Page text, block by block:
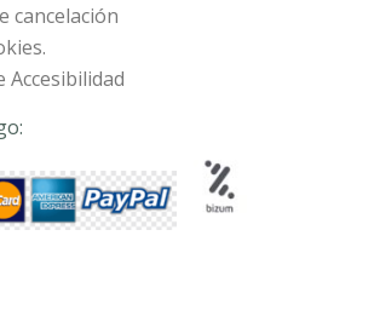
cancelación
Accesibilidad